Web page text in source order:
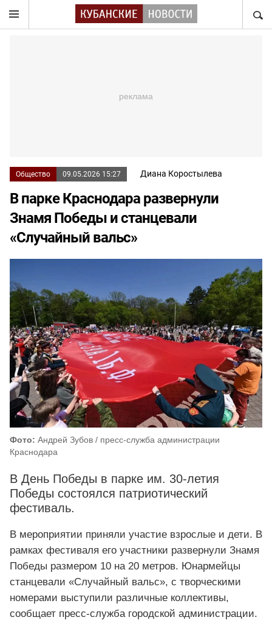
Общество 09.05.2026 15:27 Диана Коростылева
В парке Краснодара развернули
Знамя Победы и станцевали
«Случайный вальс»
Фото: Андрей Зубов / пресс-служба администрации
Краснодара
В День Победы в парке им. 30-летия
Победы состоялся патриотический
фестиваль.
В мероприятии приняли участие взрослые и дети. В
рамках фестиваля его участники развернули Знамя
Победы размером 10 на 20 метров. Юнармейцы
станцевали «Случайный вальс», с творческими
номерами выступили различные коллективы,
сообщает пресс-служба городской администрации.